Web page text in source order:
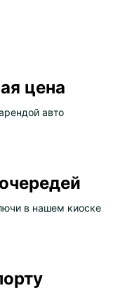
цена
авто
в нашем киоске